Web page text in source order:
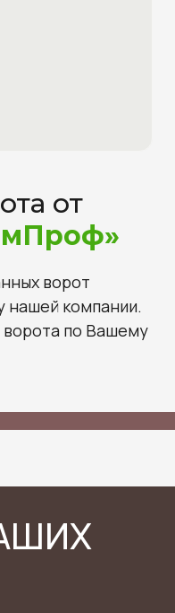
от
ворот
нашей компании.
по Вашему